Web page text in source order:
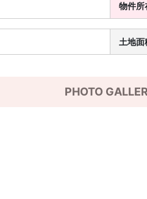
物件所
土地面
PHOTO